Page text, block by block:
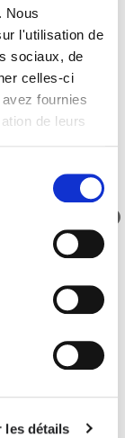
Nous
l'utilisation de
sociaux, de
celles-ci
fournies
de leurs
les détails